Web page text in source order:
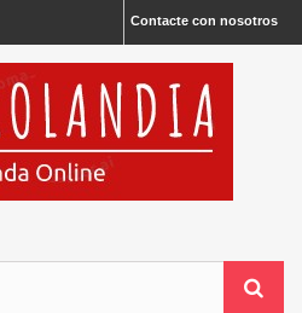
Contacte con nosotros